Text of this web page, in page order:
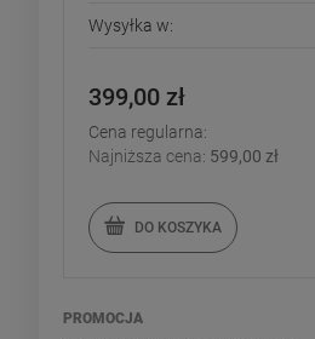
Wysyłka w:
399,00 zł
Cena regularna:
Najniższa cena: 599,00 zł
DO KOSZYKA
PROMOCJA